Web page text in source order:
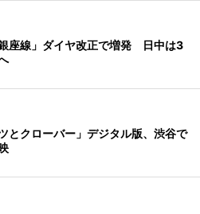
座線」ダイヤ改正で増発 日中は3
とクローバー」デジタル版、渋谷で